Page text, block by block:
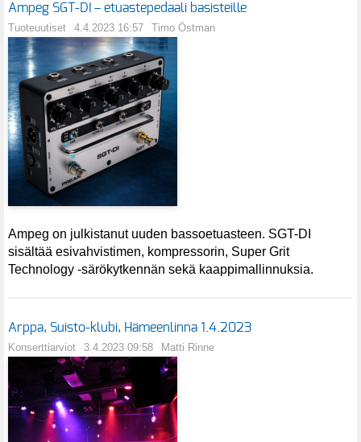
Ampeg SGT-DI – etuastepedaali basisteille
Tuoteuutiset 4.4.2023 16:57 Timo Östman
Ampeg on julkistanut uuden bassoetuasteen. SGT-DI
sisältää esivahvistimen, kompressorin, Super Grit
Technology -särökytkennän sekä kaappimallinnuksia.
Arppa, Suisto-klubi, Hämeenlinna 1.4.2023
Konserttiarviot 3.4.2023 09:58 Matti Rinne